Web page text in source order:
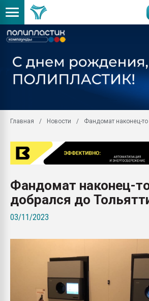
Главная Новости Фандомат наконец-
Фандомат наконец-
добрался до
03/11/2023